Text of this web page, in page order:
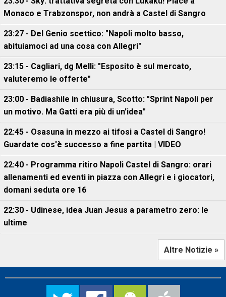
Monaco e Trabzonspor, non andrà a Castel di Sangro
23:27 - Del Genio scettico: "Napoli molto basso,
abituiamoci ad una cosa con Allegri"
23:15 - Cagliari, dg Melli: "Esposito è sul mercato,
valuteremo le offerte"
23:00 - Badiashile in chiusura, Scotto: "Sprint Napoli per
un motivo. Ma Gatti era più di un'idea"
22:45 - Osasuna in mezzo ai tifosi a Castel di Sangro!
Guardate cos'è successo a fine partita | VIDEO
22:40 - Programma ritiro Napoli Castel di Sangro: orari
allenamenti ed eventi in piazza con Allegri e i giocatori,
domani seduta ore 16
22:30 - Udinese, idea Juan Jesus a parametro zero: le
ultime
Altre Notizie »